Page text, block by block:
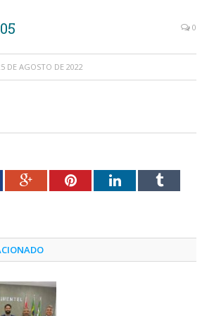
0
DE AGOSTO DE 2022
Google+PinterestLinkedInTumblr